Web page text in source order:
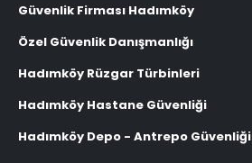
Güvenlik Firması Hadımköy
Özel Güvenlik Danışmanlığı
Hadımköy Rüzgar Türbinleri
Hadımköy Hastane Güvenliği
Hadımköy Depo - Antrepo Güvenliği